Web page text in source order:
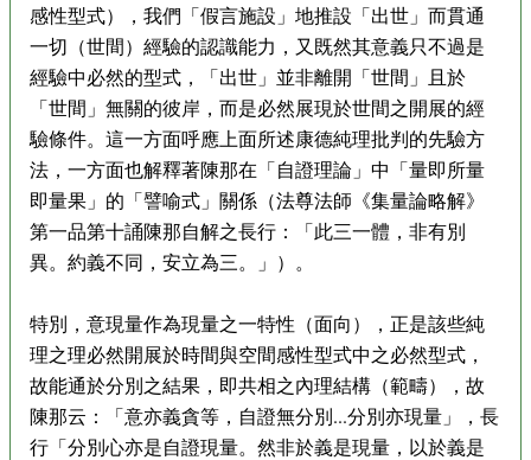
感性型式），我們「假言施設」地推設「出世」而貫通
一切（世間）經驗的認識能力，又既然其意義只不過是
經驗中必然的型式，「出世」並非離開「世間」且於
「世間」無關的彼岸，而是必然展現於世間之開展的經
驗條件。這一方面呼應上面所述康德純理批判的先驗方
法，一方面也解釋著陳那在「自證理論」中「量即所量
即量果」的「譬喻式」關係（法尊法師《集量論略解》
第一品第十誦陳那自解之長行：「此三一體，非有別
異。約義不同，安立為三。」）。
特別，意現量作為現量之一特性（面向），正是該些純
理之理必然開展於時間與空間感性型式中之必然型式，
故能通於分別之結果，即共相之內理結構（範疇），故
陳那云：「意亦義貪等，自證無分別...分別亦現量」，長
行「分別心亦是自證現量。然非於義是現量，以於義是